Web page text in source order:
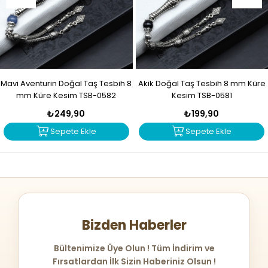
Mavi Aventurin Doğal Taş Tesbih 8
mm Küre Kesim TSB-0582
₺249,90
Sepete Ekle
Akik Doğal Taş Tesbih 8 mm Küre
Kesim TSB-0581
₺199,90
Sepete Ekle
Bizden Haberler
Bültenimize Üye Olun ! Tüm İndirim ve
Fırsatlardan İlk Sizin Haberiniz Olsun !